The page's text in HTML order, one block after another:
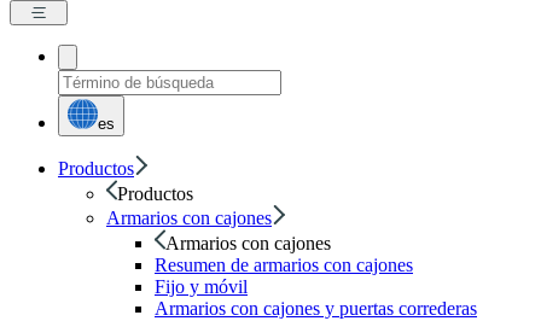
es
Productos
Productos
Armarios con cajones
Armarios con cajones
Resumen de armarios con cajones
Fijo y móvil
Armarios con cajones y puertas correderas